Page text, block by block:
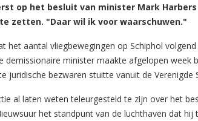
op het besluit van minister Mark
zetten. "Daar wil ik voor waarschuwen."
het aantal vliegbewegingen op Schiphol
demissionaire minister maakte afgelopen week
bezwaren stuitte vanuit de Verenigde
al laten weten teleurgesteld te zijn over het
het standpunt van de luchthaven dat hij